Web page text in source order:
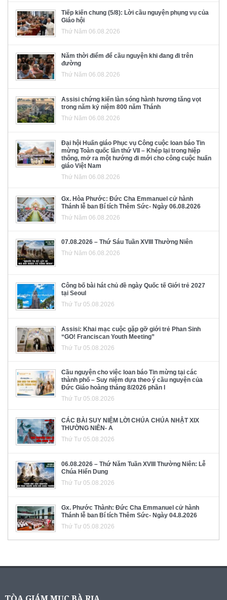
Tiếp kiến chung (5/8): Lời cầu nguyện phụng vụ của
Giáo hội
Thứ Năm 06.08.2026
Năm thời điểm để cầu nguyện khi đang đi trên
đường
Thứ Năm 06.08.2026
Assisi chứng kiến làn sóng hành hương tăng vọt
trong năm kỷ niệm 800 năm Thánh
Thứ Năm 06.08.2026
Đại hội Huấn giáo Phục vụ Công cuộc loan báo Tin
mừng Toàn quốc lần thứ VII – Khép lại trong hiệp
thông, mở ra một hướng đi mới cho công cuộc huấn
giáo Việt Nam
Thứ Năm 06.08.2026
Gx. Hòa Phước: Đức Cha Emmanuel cử hành
Thánh lễ ban Bí tích Thêm Sức- Ngày 06.08.2026
Thứ Năm 06.08.2026
07.08.2026 – Thứ Sáu Tuần XVIII Thường Niên
Thứ Năm 06.08.2026
Công bố bài hát chủ đề ngày Quốc tế Giới trẻ 2027
tại Seoul
Thứ Tư 05.08.2026
Assisi: Khai mạc cuộc gặp gỡ giới trẻ Phan Sinh
“GO! Franciscan Youth Meeting”
Thứ Tư 05.08.2026
Cầu nguyện cho việc loan báo Tin mừng tại các
thành phố – Suy niệm dựa theo ý cầu nguyện của
Đức Giáo hoàng tháng 8/2026 phần I
Thứ Tư 05.08.2026
CÁC BÀI SUY NIỆM LỜI CHÚA CHÚA NHẬT XIX
THƯỜNG NIÊN- A
Thứ Tư 05.08.2026
06.08.2026 – Thứ Năm Tuần XVIII Thường Niên: Lễ
Chúa Hiển Dung
Thứ Tư 05.08.2026
Gx. Phước Thành: Đức Cha Emmanuel cử hành
Thánh lễ ban Bí tích Thêm Sức- Ngày 04.8.2026
Thứ Tư 05.08.2026